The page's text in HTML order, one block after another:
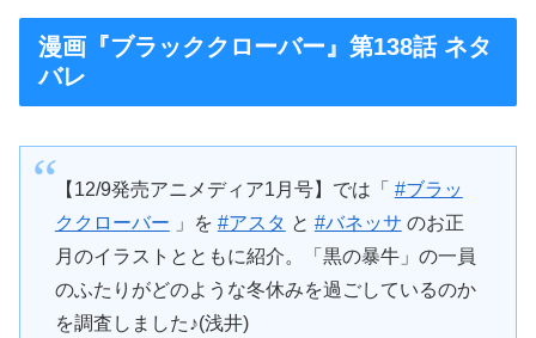
漫画『ブラッククローバー』第138話 ネタ
バレ
【12/9発売アニメディア1月号】では「 #ブラッ
ククローバー 」を #アスタ と #バネッサ のお正
月のイラストとともに紹介。「黒の暴牛」の一員
のふたりがどのような冬休みを過ごしているのか
を調査しました♪(浅井)